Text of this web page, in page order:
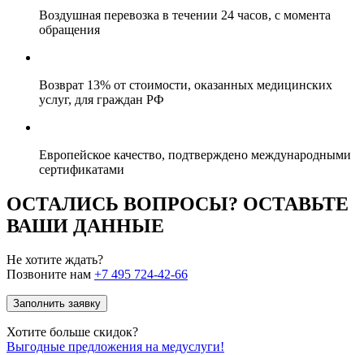
Воздушная перевозка в течении 24 часов, с момента
обращения
Возврат 13% от стоимости, оказанных медицинских
услуг, для граждан РФ
Европейское качество, подтверждено международными
сертификатами
ОСТАЛИСЬ ВОПРОСЫ? ОСТАВЬТЕ
ВАШИ ДАННЫЕ
Не хотите ждать?
Позвоните нам +7 495 724-42-66
Заполнить заявку
Хотите больше скидок?
Выгодные предложения на медуслуги!